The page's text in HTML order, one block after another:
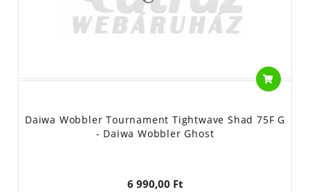
Daiwa Wobbler Tournament Tightwave Shad 75F G
- Daiwa Wobbler Ghost
6 990,00 Ft